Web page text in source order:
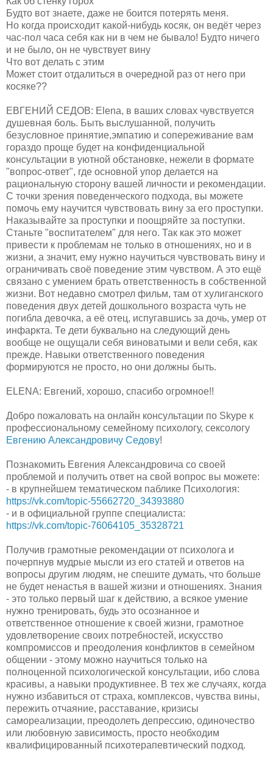
Будто вот знаете, даже не боится потерять меня.
Но когда происходит какой-нибудь косяк, он ведёт через
час-пол часа себя как ни в чем не бывало! Будто ничего
и не было, он не чувствует вину
Что вот делать с этим
Может стоит отдалиться в очередной раз от него при
косяке??
ЕВГЕНИЙ СЕДОВ: Elena, в ваших словах чувствуется
душевная боль. Быть выслушанной, получить
безусловное принятие,эмпатию и сопереживание вам
гораздо проще будет на конфиденциальной
консультации в уютной обстановке, нежели в формате
"вопрос-ответ", где основной упор делается на
рациональную сторону вашей личности и рекомендации.
С точки зрения поведенческого подхода, вы можете
помочь ему научится чувствовать вину за его проступки.
Наказывайте за проступки и поощряйте за поступки.
Станьте "воспитателем" для него. Так как это может
привести к проблемам не только в отношениях, но и в
жизни, а значит, ему нужно научиться чувствовать вину и
ограничивать своё поведение этим чувством. А это ещё
связано с умением брать ответственность в собственной
жизни. Вот недавно смотрел фильм, там от хулиганского
поведения двух детей дошкольного возраста чуть не
погибла девочка, а её отец, испугавшись за дочь, умер от
инфаркта. Те дети буквально на следующий день
вообще не ощущали себя виноватыми и вели себя, как
прежде. Навыки ответственного поведения
формируются не просто, но они должны быть.
ELENA: Евгений, хорошо, спасибо огромное!!
Добро пожаловать на онлайн консультации по Skype к
профессиональному семейному психологу, сексологу
Евгению Александровичу Седову!
Познакомить Евгения Александровича со своей
проблемой и получить ответ на свой вопрос вы можете:
- в крупнейшем тематическом паблике Психология:
https://vk.com/topic-55662720_34393880
- и в официальной группе специалиста:
https://vk.com/topic-76064105_35328721
Получив грамотные рекомендации от психолога и
почерпнув мудрые мысли из его статей и ответов на
вопросы другим людям, не спешите думать, что больше
не будет ненастья в вашей жизни и отношениях. Знания
- это только первый шаг к действию, а всякое умение
нужно тренировать, будь это осознанное и
ответственное отношение к своей жизни, грамотное
удовлетворение своих потребностей, искусство
компромиссов и преодоления конфликтов в семейном
общении - этому можно научиться только на
полноценной психологической консультации, ибо слова
красивы, а навыки продуктивнее. В тех же случаях, когда
нужно избавиться от страха, комплексов, чувства вины,
пережить отчаяние, расставание, кризисы
самореализации, преодолеть депрессию, одиночество
или любовную зависимость, просто необходим
квалифицированный психотерапевтический подход.